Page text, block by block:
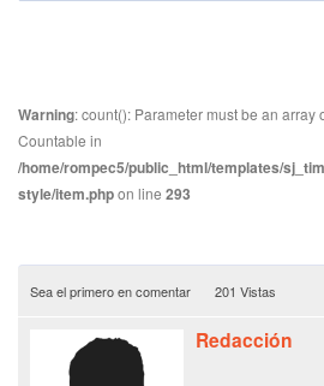
Warning: count(): Parameter must be an
Countable in
/home/rompec5/public_html/templates/
style/item.phpon line 293
Sea el primero en comentar 201 Vistas
Redacción